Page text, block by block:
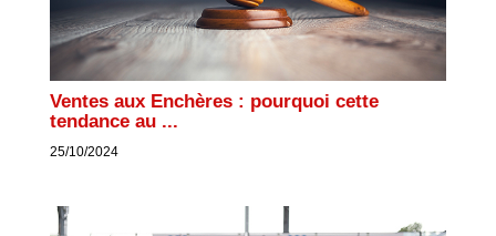
Ventes aux Enchères : pourquoi cette
tendance au ...
25/10/2024